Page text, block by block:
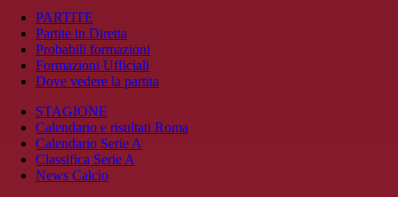
PARTITE
Partite in Diretta
Probabili formazioni
Formazioni Ufficiali
Dove vedere la partita
STAGIONE
Calendario e risultati Roma
Calendario Serie A
Classifica Serie A
News Calcio